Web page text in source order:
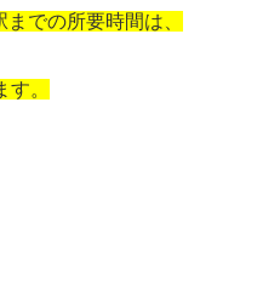
での所要時間は、
。